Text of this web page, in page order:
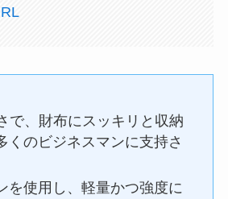
で、財布にスッキリと収納
くのビジネスマンに支持さ
を使用し、軽量かつ強度に